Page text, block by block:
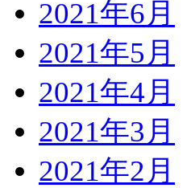
2021年6月
2021年5月
2021年4月
2021年3月
2021年2月